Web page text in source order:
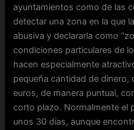
ayuntamientos como de las
detectar una zona en la que
abusiva y declararla como
condiciones particulares de
hacen especialmente
pequeña cantidad de
euros, de manera puntual,
corto plazo. Normalmente el
unos 30 días, aunque